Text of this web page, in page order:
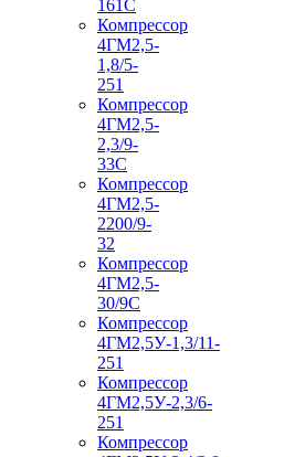
161С
Компрессор
4ГМ2,5-
1,8/5-
251
Компрессор
4ГМ2,5-
2,3/9-
33С
Компрессор
4ГМ2,5-
2200/9-
32
Компрессор
4ГМ2,5-
30/9С
Компрессор
4ГМ2,5У-1,3/11-
251
Компрессор
4ГМ2,5У-2,3/6-
251
Компрессор